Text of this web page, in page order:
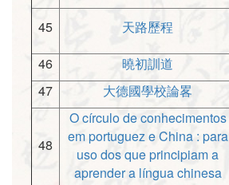
45 天路歷程
46
曉初訓道
47
大德國學校論畧
48
O círculo de conhecimentos
em portuguez e China : para
uso dos que principiam a
aprender a língua chinesa